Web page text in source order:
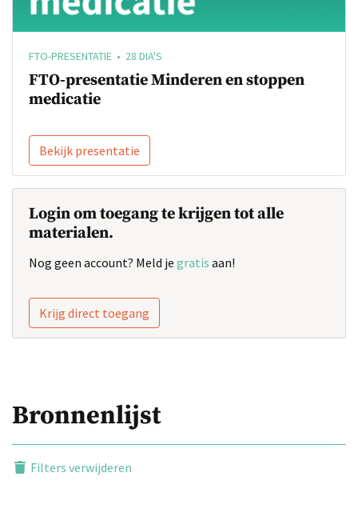
FTO-PRESENTATIE • 28 DIA'S
FTO-presentatie Minderen en stoppen
medicatie
Bekijk presentatie
Login om toegang te krijgen tot alle
materialen.
Nog geen account? Meld je gratis aan!
Krijg direct toegang
Bronnenlijst
Filters verwijderen